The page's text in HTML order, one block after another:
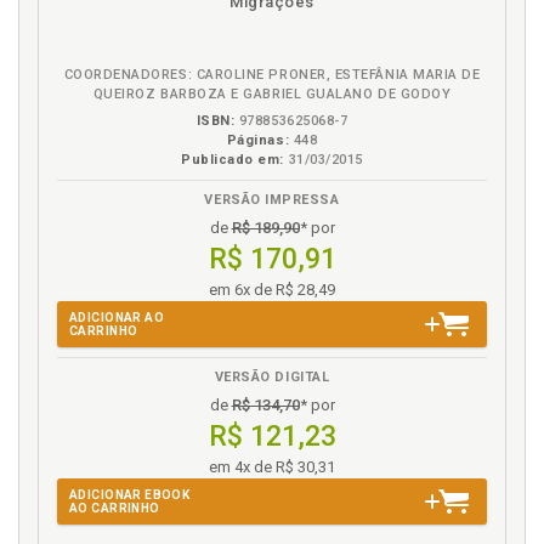
Direito de estabelecimento, p. 75
Direito de estabelecimento e o exercício em grupo,
Discriminação. Princípio de não-discriminação, p. 9
Ensino superior. Reconhecimento dos diplomas de
ensino superior., p. 41
Estabelecimento. Direito de estabelecimento, p. 75
Estabelecimento. Direito de estabelecimento e o
exercício em grupo, p. 93
Exercício da profissão a título assalariado, p. 59
Exercício em grupo. Profissão. Direito de
estabelecimento e o exercício em grupo, p. 93
em
na
COORDENADORES: CAROLINE PRONER, ESTEFÂNIA MARIA DE
QUEIROZ BARBOZA E GABRIEL GUALANO DE GODOY
ISBN: 978853625068-7
Páginas: 448
Publicado em: 31/03/2015
VERSÃO IMPRESSA
deR$ 189,90* por
R$ 170,91
em 6x de R$ 28,49
ADICIONAR AO
CARRINHO
VERSÃO DIGITAL
deR$ 134,70* por
R$ 121,23
em 4x de R$ 30,31
ADICIONAR EBOOK
AO CARRINHO